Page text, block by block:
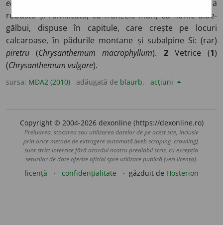
ea
Plantă erbacee din familia compozitelor cu tulpina
robustă și ramificată, cu frunzele mari, cu florile albe-
gălbui, dispuse în capitule, care crește pe locuri
calcaroase, în pădurile montane și subalpine Si: (rar)
piretru (Chrysanthemum macrophyllum). 2Vetrice (1)
(Chrysanthemum vulgare).
sursa: MDA2 (2010) adăugată de blaurb. acțiuni
Copyright © 2004-2026 dexonline (https://dexonline.ro)
Preluarea, stocarea sau utilizarea datelor de pe acest site, inclusiv
prin orice metode de extragere automată (web scraping, crawling),
sunt strict interzise fără acordul nostru prealabil scris, cu excepția
seturilor de date oferite oficial spre utilizare publică (vezi licența).
licență confidențialitate găzduit de Hosterion